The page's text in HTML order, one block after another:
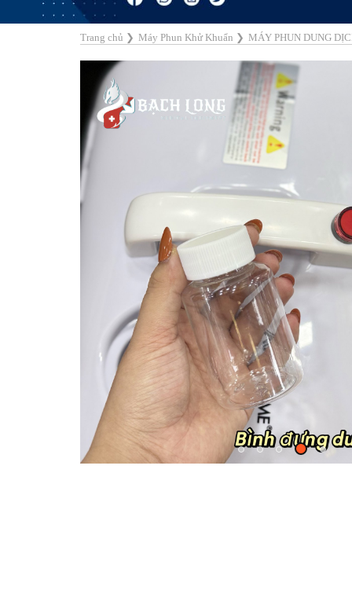
Trang chủ ❯ Máy Phun Khử Khuẩn ❯ MÁY PHUN DUNG